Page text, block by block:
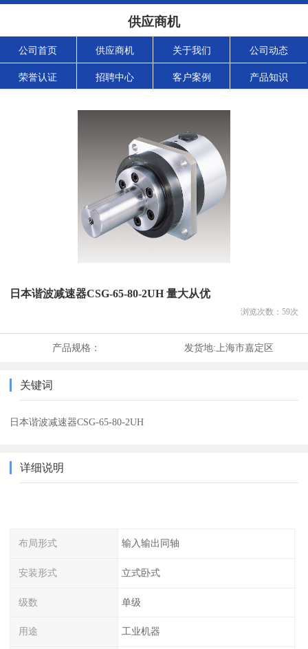
供应商机
公司首页 供应商机 关于我们 公司动态
荣誉认证 招聘中心 客户案例 产品知识
日本谐波减速器CSG-65-80-2UH 量大从优
浏览次数： 59次
产品规格： 发货地: 上海市嘉定区
关键词
日本谐波减速器CSG-65-80-2UH
详细说明
布局形式 输入输出同轴
安装形式 立式卧式
级数 单级
用途 工业机器